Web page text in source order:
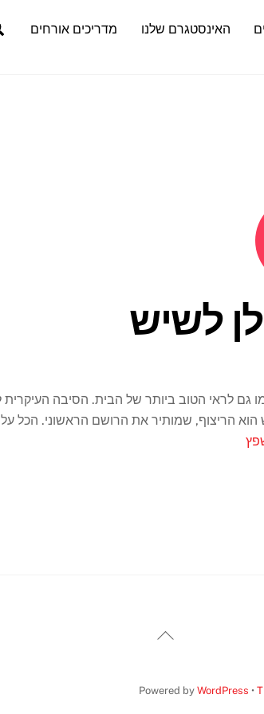
האינסטגרם שלנו מדריכים אורחים
לשיש
גם לראי הטוב ביותר של הבית. הסיבה העיקרית
הריצוף, שמותיר את הרושם הראשוני. הכל על
Back
Powered by WordPress •